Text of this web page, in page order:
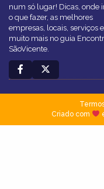
num só lugar! Dicas, onde
o que fazer, as melhores
empresas, locais, serviços e
muito mais no guia
SãoVicente.
Criado com